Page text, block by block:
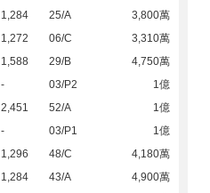
1,284 25/A
3,800萬
1,272 06/C
3,310萬
1,588 29/B
4,750萬
- 03/P2
1億
2,451 52/A
1億
- 03/P1
1億
1,296 48/C
4,180萬
1,284 43/A
4,900萬